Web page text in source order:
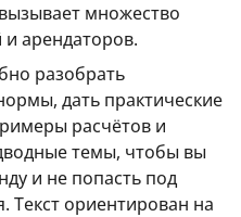
множество
и арендаторов.
разобрать
дать практические
расчётов и
темы, чтобы вы
и не попасть под
ориентирован на